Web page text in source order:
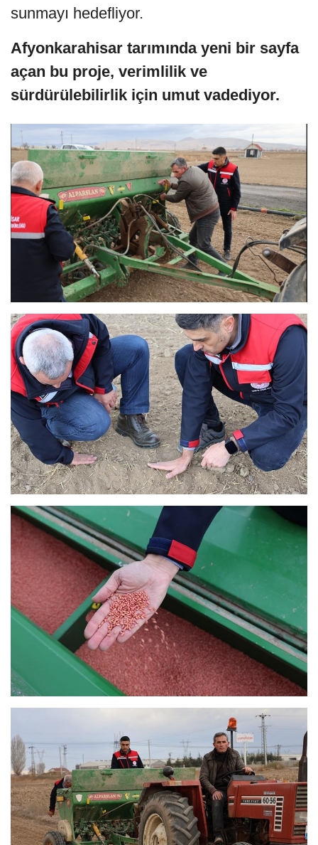
sunmayı hedefliyor.
Afyonkarahisar tarımında yeni bir sayfa
açan bu proje, verimlilik ve
sürdürülebilirlik için umut vadediyor.